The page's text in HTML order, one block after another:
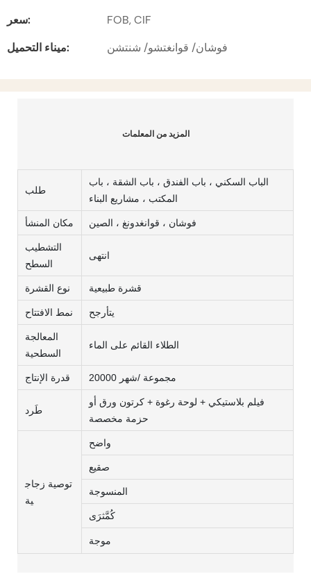
سعر:
FOB, CIF
ميناء التحميل:
فوشان/ قوانغتشو/ شنتشن
المزيد من المعلمات
طلب
الباب السكني ، باب الفندق ، باب الشقة ، باب
المكتب ، مشاريع البناء
مكان المنشأ فوشان ، قوانغدونغ ، الصين
التشطيب
السطح
انتهى
نوع القشرة قشرة طبيعية
نمط الافتتاح يتأرجح
المعالجة
السطحية
الطلاء القائم على الماء
قدرة الإنتاج 20000 مجموعة /شهر
طَرد
فيلم بلاستيكي + لوحة رغوة + كرتون ورق أو
حزمة مخصصة
توصية زجاج
ية
واضح
صقيع
المنسوجة
كُمَّثرَى
موجة